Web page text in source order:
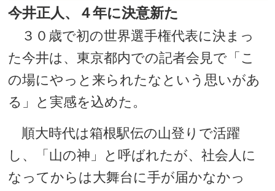
今井正人、４年に決意新た
３０歳で初の世界選手権代表に決まっ
た今井は、東京都内での記者会見で「こ
の場にやっと来られたなという思いがあ
る」と実感を込めた。
順大時代は箱根駅伝の山登りで活躍
し、「山の神」と呼ばれたが、社会人に
なってからは大舞台に手が届かなかっ